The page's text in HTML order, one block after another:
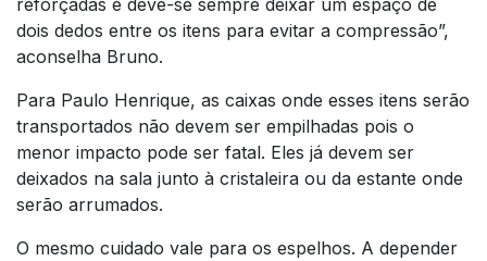
dois dedos entre os itens para evitar a compressão”,
aconselha Bruno.
Para Paulo Henrique, as caixas onde esses itens serão
transportados não devem ser empilhadas pois o
menor impacto pode ser fatal. Eles já devem ser
deixados na sala junto à cristaleira ou da estante onde
serão arrumados.
O mesmo cuidado vale para os espelhos. A depender